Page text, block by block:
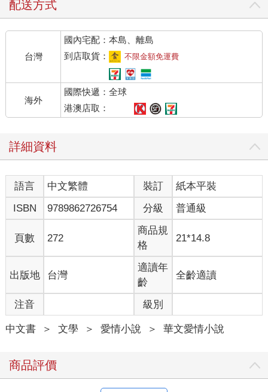
配送方式
台灣
國內宅配：本島、離島
到店取貨：
不限金額免運費
海外
國際快遞：全球
港澳店取：
詳細資料
語言 中文繁體 裝訂
紙本平裝
ISBN
9789862726754 分級 普通級
頁數 272
商品規
格
21*14.8
出版地 台灣
適讀年
齡
全齡適讀
注音 級別
中文書 ＞ 文學 ＞ 愛情小說 ＞ 華文愛情小說
商品評價